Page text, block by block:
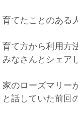
育てたことのある
育て方から利用方
みなさんとシェア
家のローズマリー
と話していた前回